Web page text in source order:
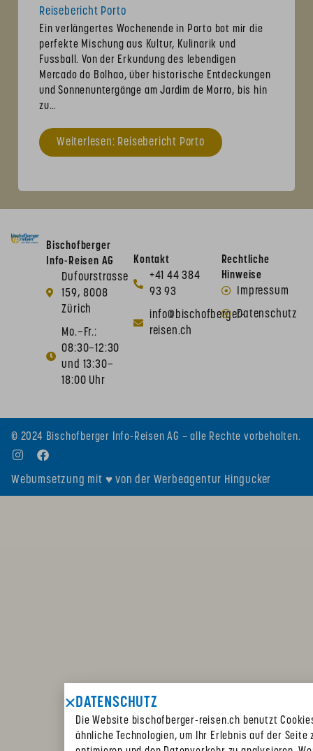
Reisebericht Porto
Ein verlängertes Wochenende in Porto bot mir die
perfekte Mischung aus Kultur, Kulinarik und
Fussball. Von der Erkundung des lebendigen
Mercado do Bolhao, über historische Entdeckungen
und Sonnenuntergänge am Jardim de Morro, bis hin
zu…
Weiterlesen: Reisebericht Porto
Bischofberger
Info-Reisen AG
Dufourstrasse
159, 8008
Zürich
Mo.–Fr.:
08:30–12:30
und 13:30–
18:00 Uhr
Kontakt
+41 44 384
93 93
info@bischofberger-
reisen.ch
Rechtliche
Hinweise
Impressum
Datenschutz
© 2024 Bischofberger Info-Reisen AG – alle Rechte vorbehalten.
Webumsetzung mit ♥ von der Werbeagentur Hingucker
DATENSCHUTZ
Die Website bischofberger-reisen.ch benutzt
ähnliche Technologien, um Ihr Erlebnis auf der Seite